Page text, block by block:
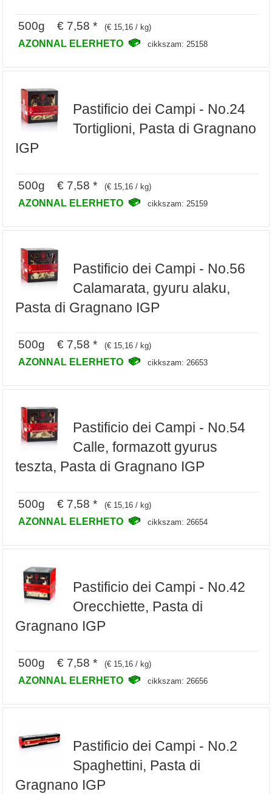
500g € 7,58 * (€ 15,16 / kg)
AZONNAL ELERHETO cikkszam: 25158
Pastificio dei Campi - No.24
Tortiglioni, Pasta di Gragnano
IGP
500g € 7,58 * (€ 15,16 / kg)
AZONNAL ELERHETO cikkszam: 25159
Pastificio dei Campi - No.56
Calamarata, gyuru alaku,
Pasta di Gragnano IGP
500g € 7,58 * (€ 15,16 / kg)
AZONNAL ELERHETO cikkszam: 26653
Pastificio dei Campi - No.54
Calle, formazott gyurus
teszta, Pasta di Gragnano IGP
500g € 7,58 * (€ 15,16 / kg)
AZONNAL ELERHETO cikkszam: 26654
Pastificio dei Campi - No.42
Orecchiette, Pasta di
Gragnano IGP
500g € 7,58 * (€ 15,16 / kg)
AZONNAL ELERHETO cikkszam: 26656
Pastificio dei Campi - No.2
Spaghettini, Pasta di
Gragnano IGP